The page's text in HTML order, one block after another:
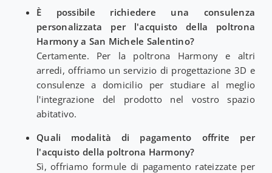
È possibile richiedere una consulenza
personalizzata per l'acquisto della poltrona
Harmony a San Michele Salentino?
Certamente. Per la poltrona Harmony e altri
arredi, offriamo un servizio di progettazione 3D e
consulenze a domicilio per studiare al meglio
l'integrazione del prodotto nel vostro spazio
abitativo.
Quali modalità di pagamento offrite per
l'acquisto della poltrona Harmony?
Sì, offriamo formule di pagamento rateizzate per